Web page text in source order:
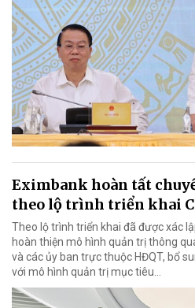
Eximbank hoàn tất
theo lộ trình triển khai
Theo lộ trình triển khai đã được xác
hoàn thiện mô hình quản trị thông
và các ủy ban trực thuộc HĐQT, bổ
với mô hình quản trị mục tiêu...